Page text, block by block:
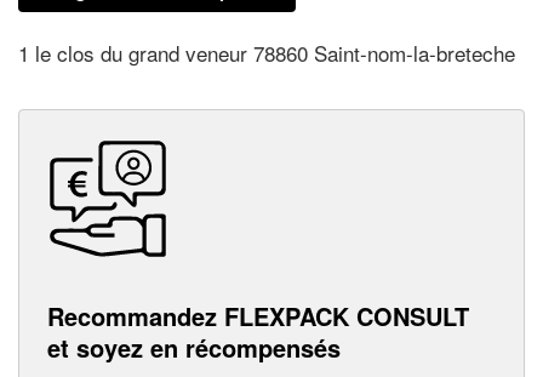
1 le clos du grand veneur 78860 Saint-nom-la-breteche
Recommandez FLEXPACK CONSULT
et soyez en récompensés